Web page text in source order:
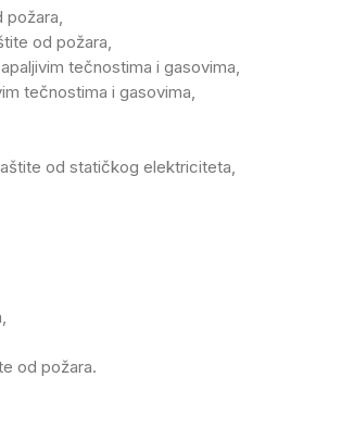
požara,
od požara,
tečnostima i gasovima,
tečnostima i gasovima,
od statičkog elektriciteta,
od požara.